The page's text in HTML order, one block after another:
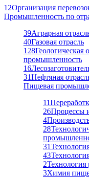
12Организация
Промышленность по
39Аграрная
40Газовая отрасль
128Геологическая
промышленность
16
31Нефтяная
Пищевая
11
26Процессы
4
28
31
43
2
3Химия